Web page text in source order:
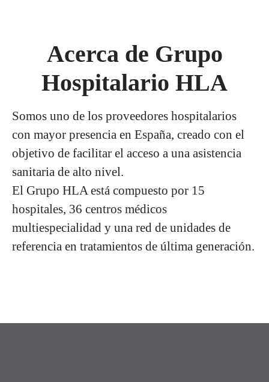
Acerca de Grupo
Hospitalario HLA
Somos uno de los proveedores hospitalarios
con mayor presencia en España, creado con el
objetivo de facilitar el acceso a una asistencia
sanitaria de alto nivel.
El Grupo HLA está compuesto por 15
hospitales, 36 centros médicos
multiespecialidad y una red de unidades de
referencia en tratamientos de última generación.